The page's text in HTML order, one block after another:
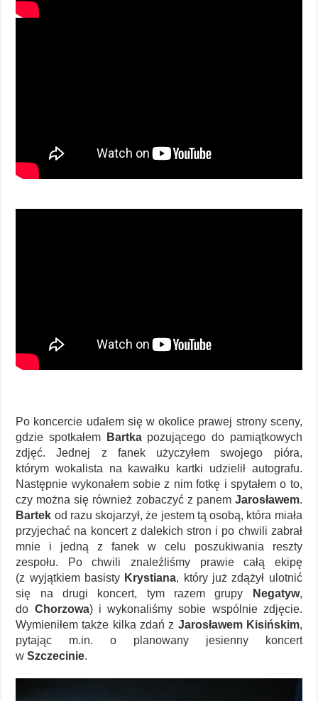
Po koncercie udałem się w okolice prawej strony sceny,
gdzie spotkałem
Bartkapozującego do pamiątkowych
zdjęć. Jednej z fanek użyczyłem swojego pióra,
którym wokalista na kawałku kartki udzielił autografu.
Następnie wykonałem sobie z nim fotkę i spytałem o to,
czy można się również zobaczyć z panem Jarosławem.
Bartek od razu skojarzył, że jestem tą osobą, która miała
przyjechać na koncert z dalekich stron i po chwili zabrał
mnie i jedną z fanek w celu poszukiwania reszty
zespołu. Po chwili znaleźliśmy prawie całą ekipę
(z wyjątkiem basisty Krystiana, który już zdążył ulotnić
się na drugi koncert, tym razem grupy
Negatyw,
do Chorzowa) i wykonaliśmy sobie wspólnie zdjęcie.
Wymieniłem także kilka zdań z Jarosławem Kisińskim,
pytając m.in. o planowany jesienny koncert
wSzczecinie.